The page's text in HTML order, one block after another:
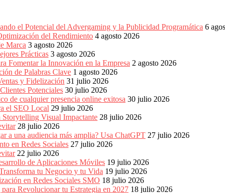
el Potencial del Advergaming y la Publicidad Programática 6
del Rendimiento 4 agosto 2026
Marca 3 agosto 2026
Prácticas 3 agosto 2026
Fomentar la Innovación en la Empresa 2 agosto 2026
de Palabras Clave 1 agosto 2026
y Fidelización 31 julio 2026
Potenciales 30 julio 2026
de cualquier presencia online exitosa 30 julio 2026
el SEO Local 29 julio 2026
Visual Impactante 28 julio 2026
28 julio 2026
a una audiencia más amplia? Usa ChatGPT 27 julio 2026
en Redes Sociales 27 julio 2026
22 julio 2026
de Aplicaciones Móviles 19 julio 2026
tu Negocio y tu Vida 19 julio 2026
en Redes Sociales SMO 18 julio 2026
Revolucionar tu Estrategia en 2027 18 julio 2026